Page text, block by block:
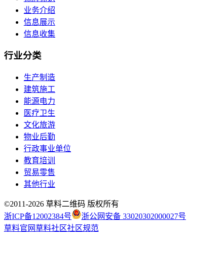
业务介绍
信息展示
信息收集
行业分类
生产制造
建筑施工
能源电力
医疗卫生
文化旅游
物业后勤
行政事业单位
教育培训
贸易零售
其他行业
©2011-2026 草料二维码 版权所有
浙ICP备12002384号
浙公网安备 33020302000027号
草料官网草料社区社区规范